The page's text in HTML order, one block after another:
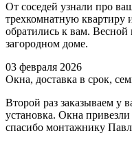
От соседей узнали про
трехкомнатную квартиру
обратились к вам.
загородном доме.
03 февраля 2026
Окна, доставка в срок,
Второй раз заказываем у
установка. Окна
спасибо монтажнику